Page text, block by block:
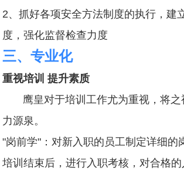
2、抓好各项安全方法制度的执行，建
度，强化监督检查力度
三、专业化
重视培训 提升素质
鹰皇对于培训工作尤为重视，将之
力源泉。
"岗前学"：对新入职的员工制定详细的
培训结束后，进行入职考核，对合格